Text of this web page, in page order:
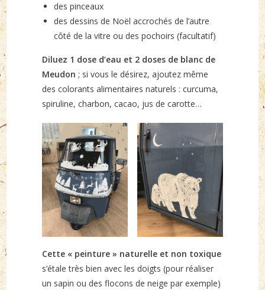
des pinceaux
des dessins de Noël accrochés de l’autre
côté de la vitre ou des pochoirs (facultatif)
Diluez 1 dose d’eau et 2 doses de blanc de
Meudon ; si vous le désirez, ajoutez même
des colorants alimentaires naturels : curcuma,
spiruline, charbon, cacao, jus de carotte…
Cette « peinture » naturelle et non toxique
s’étale très bien avec les doigts (pour réaliser
un sapin ou des flocons de neige par exemple)